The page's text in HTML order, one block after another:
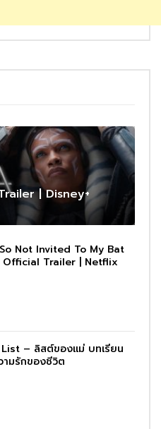
| Disney+
Not Invited To My Bat
Official Trailer | Netflix
– ลิสต์ของแม่ บทเรียน
มรักของชีวิต